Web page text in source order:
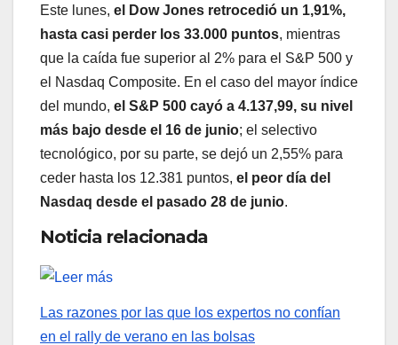
Este lunes, el Dow Jones retrocedió un 1,91%,
hasta casi perder los 33.000 puntos, mientras
que la caída fue superior al 2% para el S&P 500 y
el Nasdaq Composite. En el caso del mayor índice
del mundo, el S&P 500 cayó a 4.137,99, su nivel
más bajo desde el 16 de junio; el selectivo
tecnológico, por su parte, se dejó un 2,55% para
ceder hasta los 12.381 puntos, el peor día del
Nasdaq desde el pasado 28 de junio.
Noticia relacionada
Las razones por las que los expertos no confían
en el rally de verano en las bolsas